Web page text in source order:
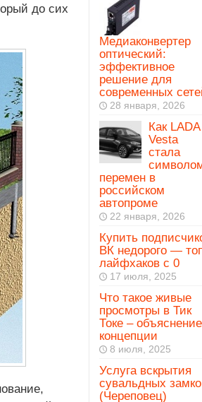
до сих
Медиаконвертер
оптический:
эффективное
решение для
современных
28 января, 2026
Как LADA
Vesta
стала
перемен в
российском
автопроме
22 января, 2026
Купить
ВК недорого —
лайфхаков с 0
17 июля, 2025
Что такое живые
просмотры в Тик
Токе – объяснение
концепции
8 июля, 2025
Услуга вскрытия
сувальдных
(Череповец)